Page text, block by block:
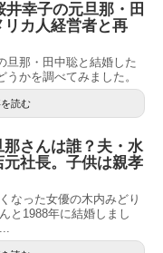
井幸子の元旦那・田
カ人経営者と再
旦那・田中聡と結婚した
かを調べてみました。
読む
さんは誰？夫・水
社長。子供は親孝
なった女優の木内みどり
と1988年に結婚しまし